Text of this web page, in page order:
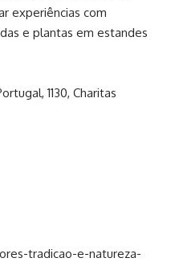
experiências com
e plantas em estandes
1130, Charitas
tradicao-e-natureza-